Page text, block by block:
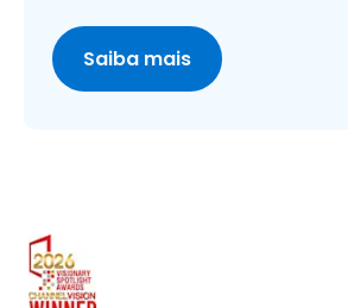
Saiba mais